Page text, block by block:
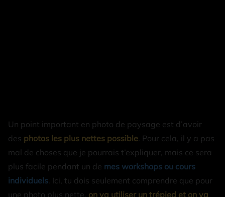
Un point important en photo de paysage est d’avoir
des photos les plus nettes possible . Pour cela, il y a pas
mal de choses que je pourrais t’expliquer, mais ce sera
plus facile pendant un de mes workshops ou cours
individuels . Ici, tu dois seulement comprendre que pour
une photo plus nette, on va utiliser un trépied et on va